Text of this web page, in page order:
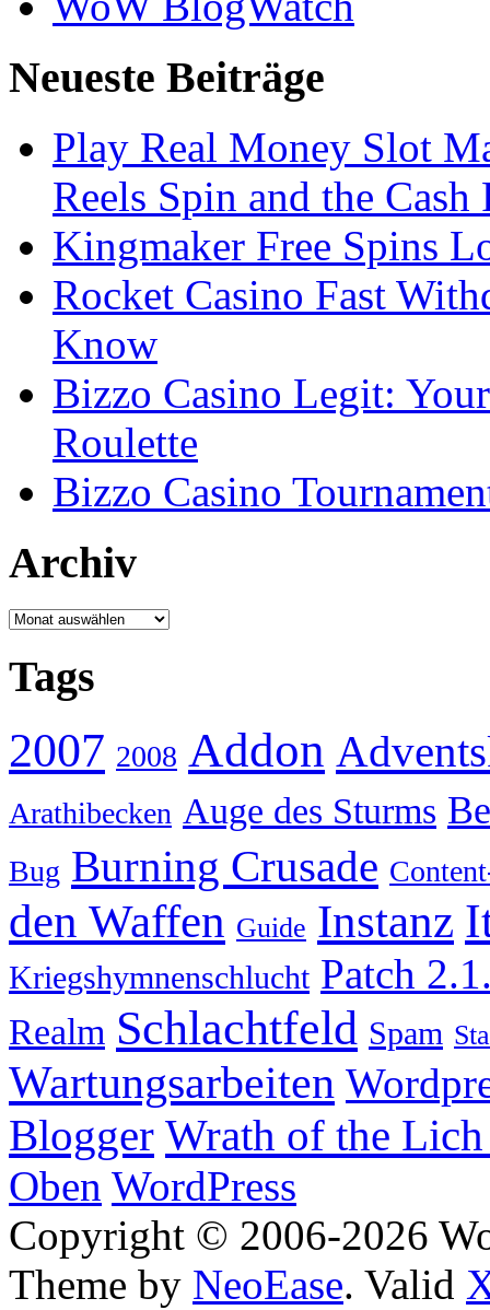
Neueste Beiträge
Play Real Money Slot
Reels Spin and the Cash
Kingmaker Free Spins
Rocket Casino Fast
Know
Bizzo Casino Legit:
Roulette
Bizzo Casino
Archiv
Archiv
Tags
2007 2008 Addon
Arathibecken Auge des Sturms
Bug Burning Crusade
den Waffen Guide Instanz
Kriegshymnenschlucht Patch
Realm Schlachtfeld Spam
Wartungsarbeiten
Blogger Wrath of the
Oben WordPress
Copyright © 2006-2026
Theme by NeoEase. Valid